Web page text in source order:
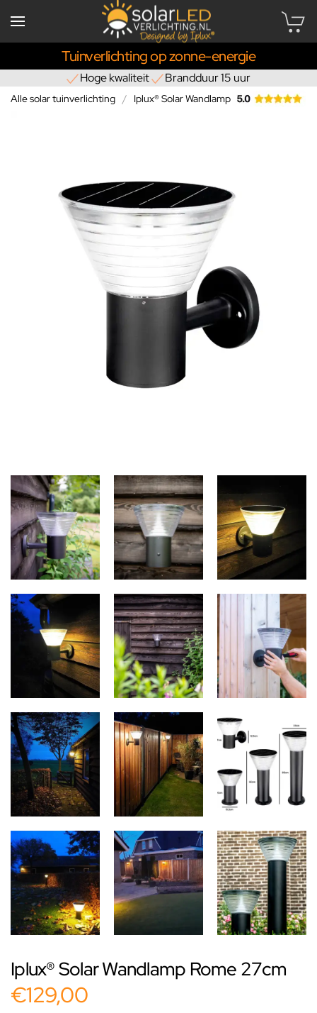
Tuinverlichting op zonne-energie
Hoge kwaliteit Brandduur 15 uur
Alle solar tuinverlichting Iplux® Solar Wandlamp Rome 27cm
Iplux® Solar Wandlamp Rome 27cm
€129,00